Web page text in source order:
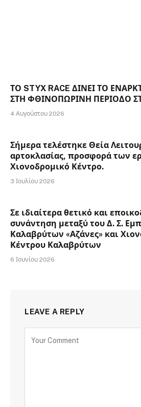
ΤΟ STYX RACE ΔΙΝΕΙ ΤΟ
ΣΤΗ ΦΘΙΝΟΠΩΡΙΝΗ ΠΕΡΙΟΔΟ
4 Αυγούστου 2026
Σήμερα τελέστηκε Θεία
αρτοκλασίας, προσφορά των
Χιονοδρομικό Κέντρο.
3 Ιουλίου 2026
Σε ιδιαίτερα θετικό και
συνάντηση μεταξύ του Δ. Σ.
Καλαβρύτων «Αζάνες» και
Κέντρου Καλαβρύτων
6 Ιουνίου 2026
LEAVE A REPLY